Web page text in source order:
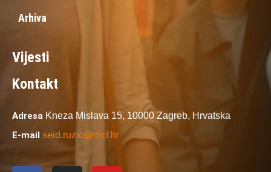
Arhiva
Vijesti
Kontakt
Adresa Kneza Mislava 15, 10000 Zagreb, Hrvatska
E-mail seid.ruzic@mcf.hr